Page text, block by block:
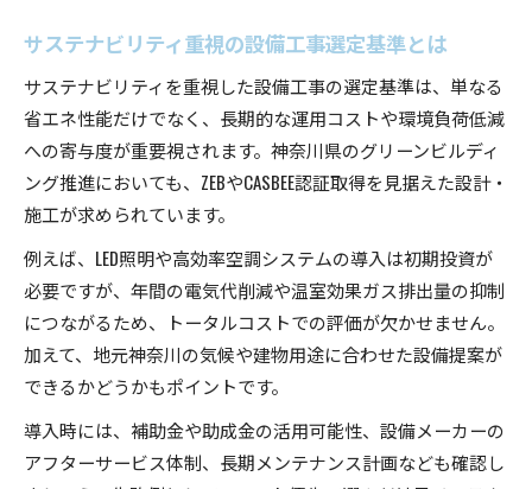
サステナビリティ重視の設備工事選定基準とは
サステナビリティを重視した設備工事の選定基準は、単なる
省エネ性能だけでなく、長期的な運用コストや環境負荷低減
への寄与度が重要視されます。神奈川県のグリーンビルディ
ング推進においても、ZEBやCASBEE認証取得を見据えた設計・
施工が求められています。
例えば、LED照明や高効率空調システムの導入は初期投資が
必要ですが、年間の電気代削減や温室効果ガス排出量の抑制
につながるため、トータルコストでの評価が欠かせません。
加えて、地元神奈川の気候や建物用途に合わせた設備提案が
できるかどうかもポイントです。
導入時には、補助金や助成金の活用可能性、設備メーカーの
アフターサービス体制、長期メンテナンス計画なども確認し